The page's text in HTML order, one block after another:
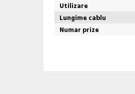
Utilizare
Lungime cablu
Numar prize